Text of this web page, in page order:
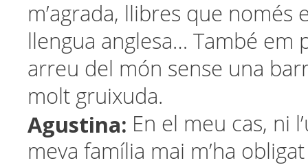
m’agrada, llibres que només
llengua anglesa… També em
arreu del món sense una
molt gruixuda.
Agustina: En el meu cas, ni
meva família mai m’ha